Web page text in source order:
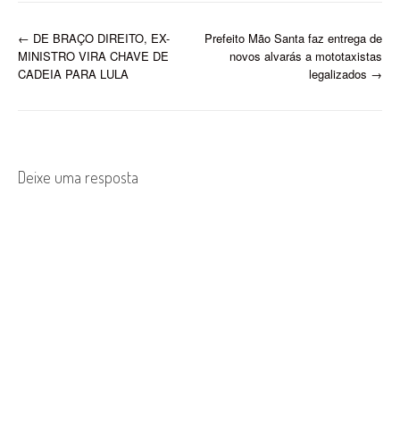
Governador visita obras de
construção…
P
o
n
← DE BRAÇO DIREITO, EX-
MINISTRO VIRA CHAVE DE
CADEIA PARA LULA
Prefeito Mão Santa faz entrega de
novos alvarás a mototaxistas
legalizados →
Deixe uma resposta